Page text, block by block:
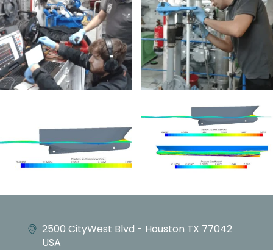
2500 CityWest Blvd - Houston TX 77042
USA